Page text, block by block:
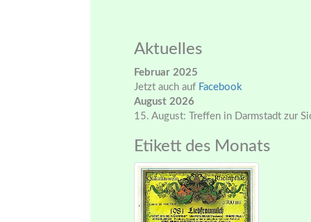
Aktuelles
Februar 2025
Jetzt auch auf Facebook
August 2026
15. August: Treffen in Darmstadt zur
Etikett des Monats